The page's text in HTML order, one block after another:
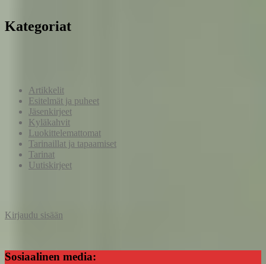
Kategoriat
Artikkelit
Esitelmät ja puheet
Jäsenkirjeet
Kyläkahvit
Luokittelemattomat
Tarinaillat ja tapaamiset
Tarinat
Uutiskirjeet
Kirjaudu sisään
Sosiaalinen media: